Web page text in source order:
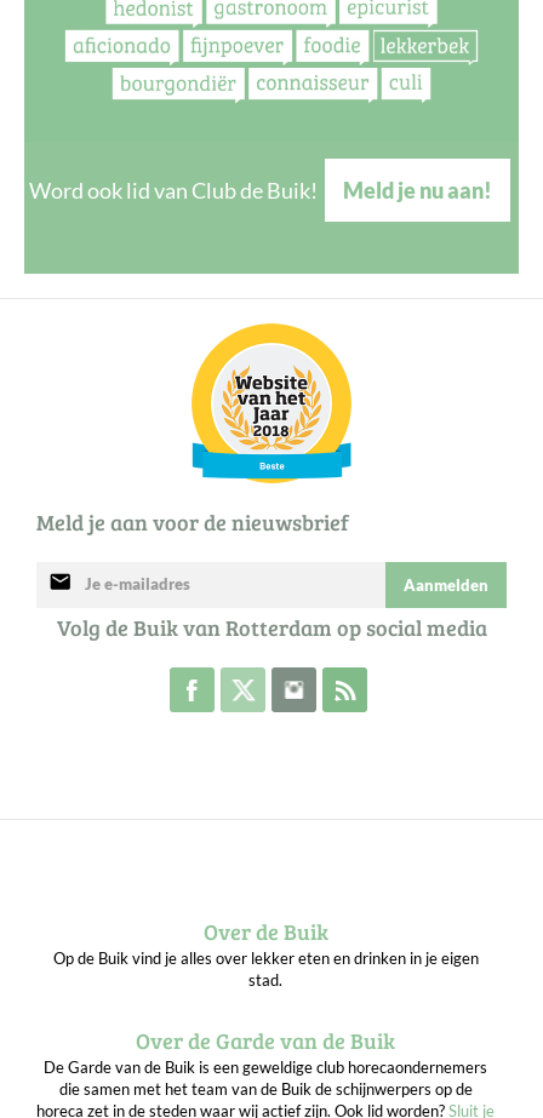
Word ook lid van Club de Buik! Meld je nu aan!
Meld je aan voor de nieuwsbrief
mail Aanmelden
Volg de Buik van Rotterdam op social media
Volg de Buik op Facebook
Volg de Buik op Twitter
Volg de Buik op Instagram
Over de Buik
Op de Buik vind je alles over lekker eten en drinken in je eigen
stad.
Over de Garde van de Buik
De Garde van de Buik is een geweldige club horecaondernemers
die samen met het team van de Buik de schijnwerpers op de
horeca zet in de steden waar wij actief zijn. Ook lid worden?Sluit je